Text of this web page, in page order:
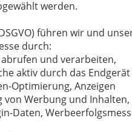
werden.
führen wir und
durch:
und verarbeiten,
aktiv durch das Endgerät
Optimierung, Anzeigen
Werbung und Inhalten,
Daten,
Absenden
- Kraemer-